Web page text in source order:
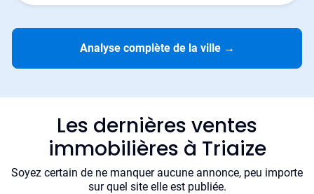
Analyse complète de la ville →
Les dernières ventes
immobilières à Triaize
Soyez certain de ne manquer aucune annonce, peu importe
sur quel site elle est publiée.